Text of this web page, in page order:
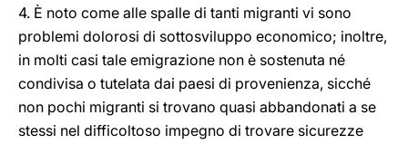
4. È noto come alle spalle di tanti migranti vi sono
problemi dolorosi di sottosviluppo economico; inoltre,
in molti casi tale emigrazione non è sostenuta né
condivisa o tutelata dai paesi di provenienza, sicché
non pochi migranti si trovano quasi abbandonati a se
stessi nel difficoltoso impegno di trovare sicurezze